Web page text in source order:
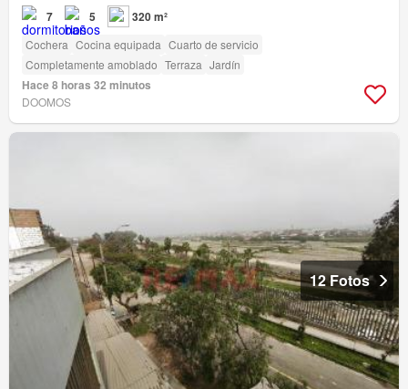
7 5 320 m²
Cochera Cocina equipada Cuarto de servicio
Completamente amoblado Terraza Jardín
Hace 8 horas 32 minutos
DOOMOS
12 Fotos